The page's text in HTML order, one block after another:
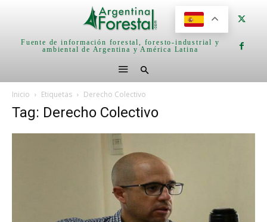
Fuente de información forestal, foresto-industrial y
ambiental de Argentina y América Latina
Inicio Etiquetas Derecho Colectivo
Tag: Derecho Colectivo